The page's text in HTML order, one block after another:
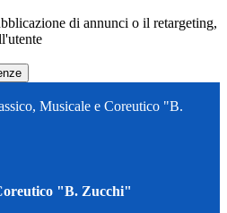
di annunci o il retargeting,
Musicale e Coreutico "B.
"B. Zucchi"